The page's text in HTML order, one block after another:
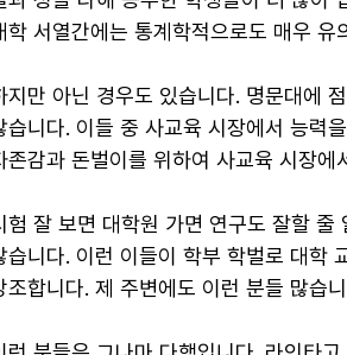
학 서열간에는 통계학적으로도 매우
지만 아닌 경우도 있습니다. 명문대에
습니다. 이들 중 사교육 시장에서 능력
존감과 돈벌이를 위하여 사교육 시장
험 잘 보면 대학원 가면 연구도 잘할 줄
습니다. 이런 이들이 학부 학벌로 대학
조합니다. 제 주변에도 이런 분들 많습